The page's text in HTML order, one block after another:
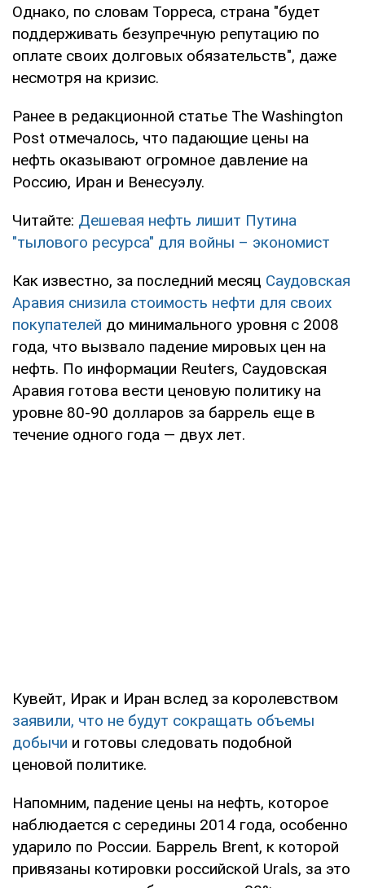
Однако, по словам Торреса, страна "будет
поддерживать безупречную репутацию по
оплате своих долговых обязательств", даже
несмотря на кризис.
Ранее в редакционной статье The Washington
Post отмечалось, что падающие цены на
нефть оказывают огромное давление на
Россию, Иран и Венесуэлу.
Читайте: Дешевая нефть лишит Путина
"тылового ресурса" для войны – экономист
Как известно, за последний месяц Саудовская
Аравия снизила стоимость нефти для своих
покупателей до минимального уровня с 2008
года, что вызвало падение мировых цен на
нефть. По информации Reuters, Саудовская
Аравия готова вести ценовую политику на
уровне 80-90 долларов за баррель еще в
течение одного года — двух лет.
Кувейт, Ирак и Иран вслед за королевством
заявили, что не будут сокращать объемы
добычи и готовы следовать подобной
ценовой политике.
Напомним, падение цены на нефть, которое
наблюдается с середины 2014 года, особенно
ударило по России. Баррель Brent, к которой
привязаны котировки российской Urals, за это